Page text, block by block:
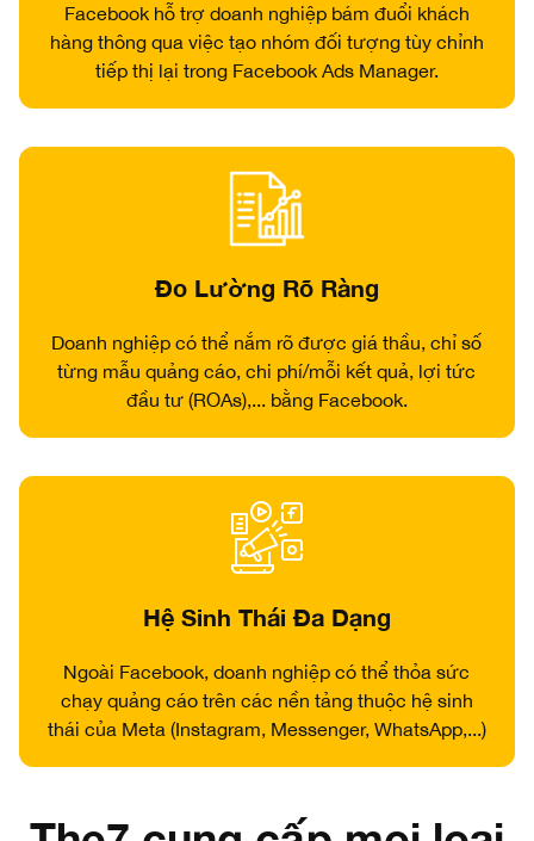
Facebook hỗ trợ doanh nghiệp bám đuổi khách
hàng thông qua việc tạo nhóm đối tượng tùy chỉnh
tiếp thị lại trong Facebook Ads Manager.
Đo Lường Rõ Ràng
Doanh nghiệp có thể nắm rõ được giá thầu, chỉ số
từng mẫu quảng cáo, chi phí/mỗi kết quả, lợi tức
đầu tư (ROAs),... bằng Facebook.
Hệ Sinh Thái Đa Dạng
Ngoài Facebook, doanh nghiệp có thể thỏa sức
chạy quảng cáo trên các nền tảng thuộc hệ sinh
thái của Meta (Instagram, Messenger, WhatsApp,...)